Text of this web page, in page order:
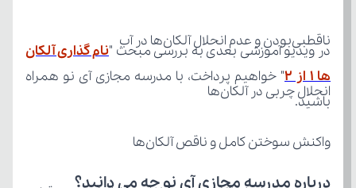
ناقطبی‌بودن و عدم انحلال آلکان‌ها در آب
انحلال چربی در آلکان‌ها
واکنش سوختن کامل و ناقص آلکان‌ها
در ویدیو آموزشی بعدی به بررسی مبحث "
ها 1 از 2
باشید.
درباره مدرسه مجازی آی نو چه می‌ دانید؟